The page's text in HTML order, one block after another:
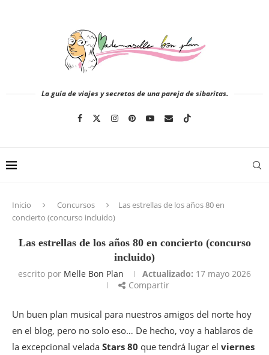
La guía de viajes y secretos de una pareja de sibaritas.
Inicio Concursos
Las estrellas de los años 80 en
concierto (concurso incluido)
Las estrellas de los años 80 en concierto (concurso
incluido)
escrito por Melle Bon Plan Actualizado: 17 mayo 2026
Compartir
Un buen plan musical para nuestros amigos del norte hoy
en el blog, pero no solo eso… De hecho, voy a hablaros de
la excepcional velada Stars 80 que tendrá lugar el viernes